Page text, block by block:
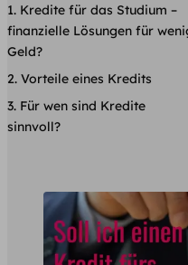
Kredite für das Studium –
finanzielle Lösungen für
Geld?
Vorteile eines Kredits
Für wen sind Kredite
sinnvoll?